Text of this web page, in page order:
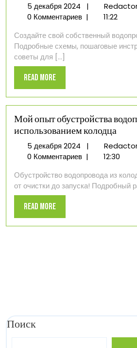
5 декабря 20245
декабря
|
0 Комментариев |
11:22
Создайте свой собственный
Подробные схемы, пошаговые
советы для [...]
Read MoreRead
More
Мой опыт обустройства
использованием колодца
5 декабря 20245
декабря
|
0 Комментариев |
12:30
Обустройство водопровода из
от очистки до запуска! Подробный
Read MoreRead
More
Поиск